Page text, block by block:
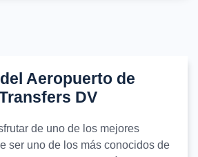
Aeropuerto de
DV
de uno de los mejores
ser uno de los más conocidos de